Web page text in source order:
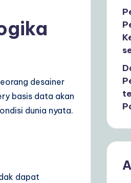
desainer
basis data akan
dunia nyata.
dapat